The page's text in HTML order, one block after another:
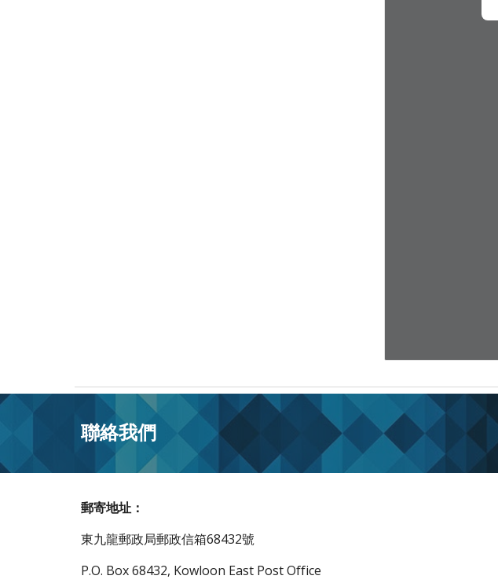
聯絡我們
郵寄地址：
東九龍郵政局郵政信箱68432號
P.O. Box 68432, Kowloon East Post Office